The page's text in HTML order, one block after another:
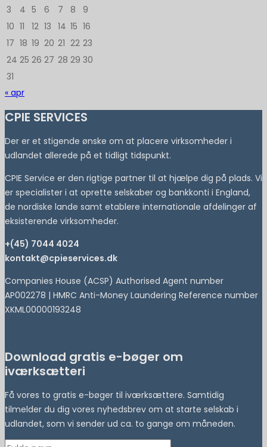
3
4 5 6 7 8
9
10 11 12 13 14 15 16
17 18 19 20 21 22 23
24 25 26 27 28 29 30
31
« apr
CPIE SERVICES
Der er et stigende ønske om at placere virksomheder i
udlandet allerede på et tidligt tidspunkt.
CPIE Service er den rigtige partner til at hjælpe dig på plads. Vi
er specialister i at oprette selskaber og bankkonti i England,
de nordiske lande samt etablere internationale afdelinger af
eksisterende virksomheder.
+(45) 7044 4024
kontakt@cpieservices.dk
Companies House (ACSP) Authorised Agent number
AP002278 | HMRC Anti-Money Laundering Reference number
XKML00000193248
Download gratis e-bøger om
iværksætteri
Få vores to gratis e-bøger til iværksættere. Samtidig
tilmelder du dig vores nyhedsbrev om at starte selskab i
udlandet, som vi sender ud ca. to gange om måneden.